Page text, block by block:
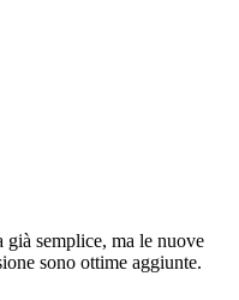
semplice, ma le nuove
sono ottime aggiunte.